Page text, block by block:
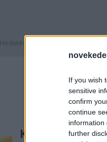
If you wish
sensitive
confirm
continue
information
further
Hirdetés
Kilencszeresére